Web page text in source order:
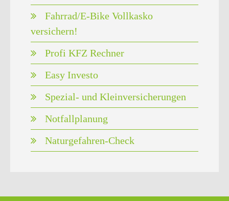
Fahrrad/E-Bike Vollkasko
versichern!
Profi KFZ Rechner
Easy Investo
Spezial- und Kleinversicherungen
Notfallplanung
Naturgefahren-Check